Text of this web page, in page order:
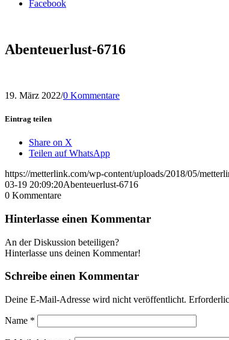
Facebook
Abenteuerlust-6716
19. März 2022/0 Kommentare
Eintrag teilen
Share on X
Teilen auf WhatsApp
https://metterlink.com/wp-content/uploads/2018/05/
03-19 20:09:20Abenteuerlust-6716
0 Kommentare
Hinterlasse einen Kommentar
An der Diskussion beteiligen?
Hinterlasse uns deinen Kommentar!
Schreibe einen Kommentar
Deine E-Mail-Adresse wird nicht veröffentlicht.
Name *